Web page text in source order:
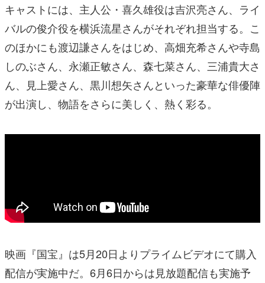
キャストには、主人公・喜久雄役は吉沢亮さん、ライ
バルの俊介役を横浜流星さんがそれぞれ担当する。こ
のほかにも渡辺謙さんをはじめ、高畑充希さんや寺島
しのぶさん、永瀬正敏さん、森七菜さん、三浦貴大さ
ん、見上愛さん、黒川想矢さんといった豪華な俳優陣
が出演し、物語をさらに美しく、熱く彩る。
映画『国宝』は5月20日よりプライムビデオにて購入
配信が実施中だ。6月6日からは見放題配信も実施予